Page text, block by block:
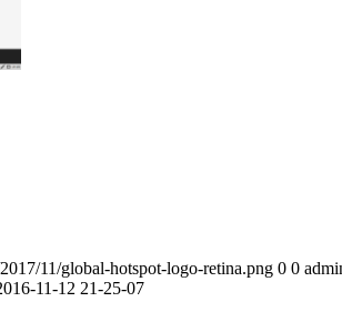
11/global-hotspot-logo-retina.png 0 0
11-12 21-25-07